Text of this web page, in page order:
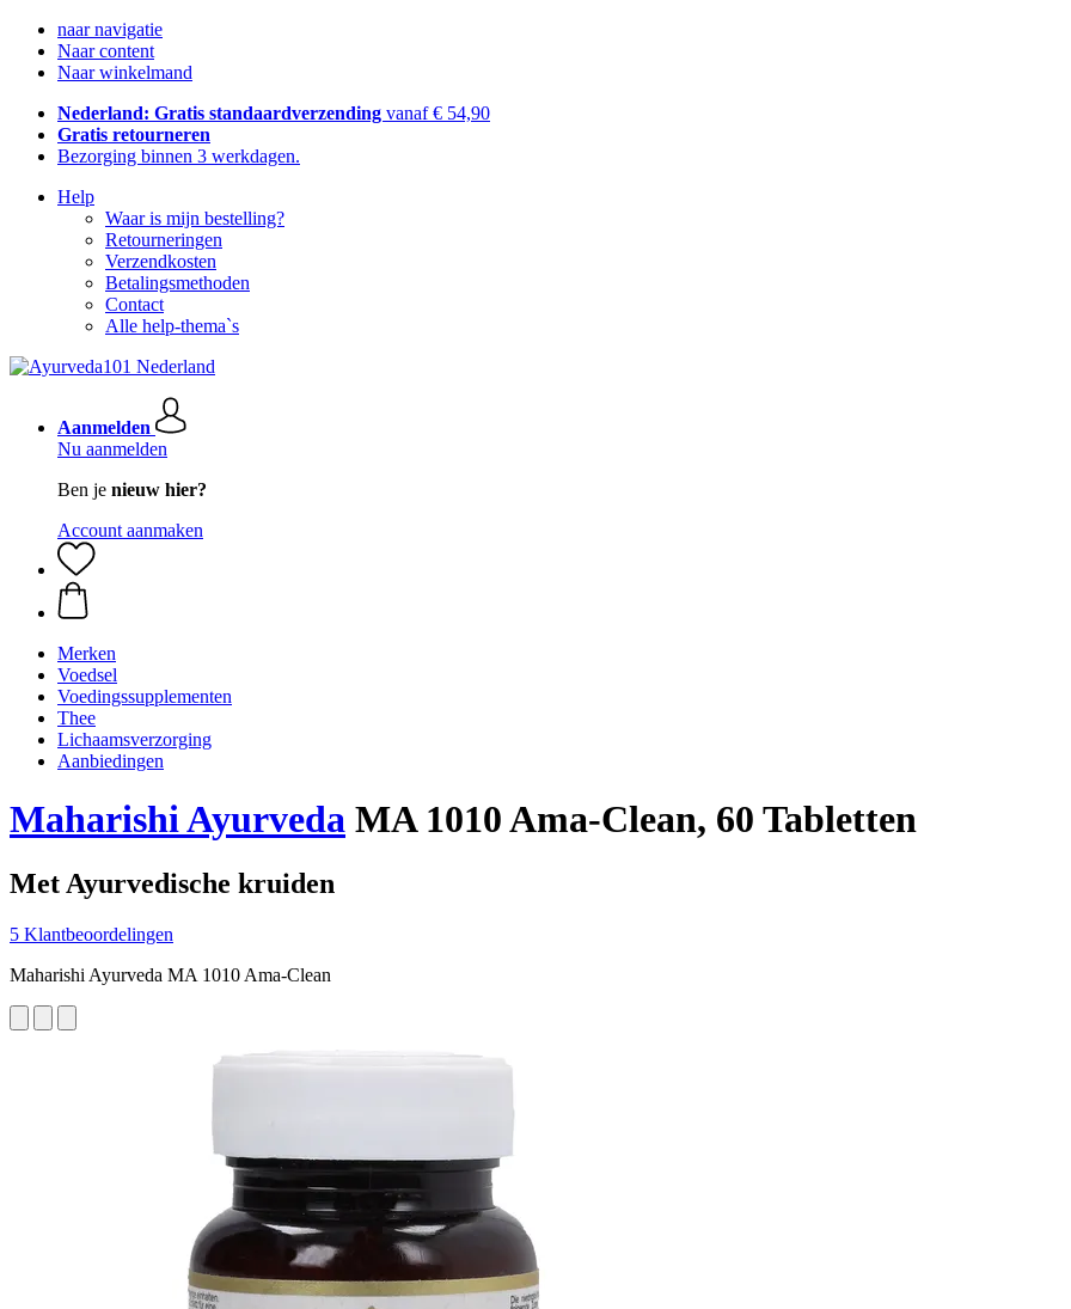
naar navigatie
Naar content
Naar winkelmand
Nederland: Gratis standaardverzending vanaf € 54,90
Gratis retourneren
Bezorging binnen 3 werkdagen.
Help
Waar is mijn bestelling?
Retourneringen
Verzendkosten
Betalingsmethoden
Contact
Alle help-thema`s
Aanmelden
Nu aanmelden
Ben je nieuw hier?
Account aanmaken
Merken
Voedsel
Voedingssupplementen
Thee
Lichaamsverzorging
Aanbiedingen
Maharishi Ayurveda MA 1010 Ama-Clean, 60 Tabletten
Met Ayurvedische kruiden
5 Klantbeoordelingen
Maharishi Ayurveda MA 1010 Ama-Clean